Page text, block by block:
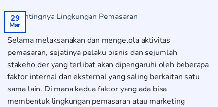
29
Mar
Selama melaksanakan dan mengelola aktivitas
pemasaran, sejatinya pelaku bisnis dan sejumlah
stakeholder yang terlibat akan dipengaruhi oleh beberapa
faktor internal dan eksternal yang saling berkaitan satu
sama lain. Di mana kedua faktor yang ada bisa
membentuk lingkungan pemasaran atau marketing